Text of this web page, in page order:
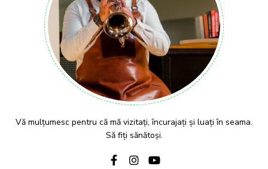
Vă mulțumesc pentru că mă vizitați, încurajați și luați în seama.
Să fiți sănătoși.